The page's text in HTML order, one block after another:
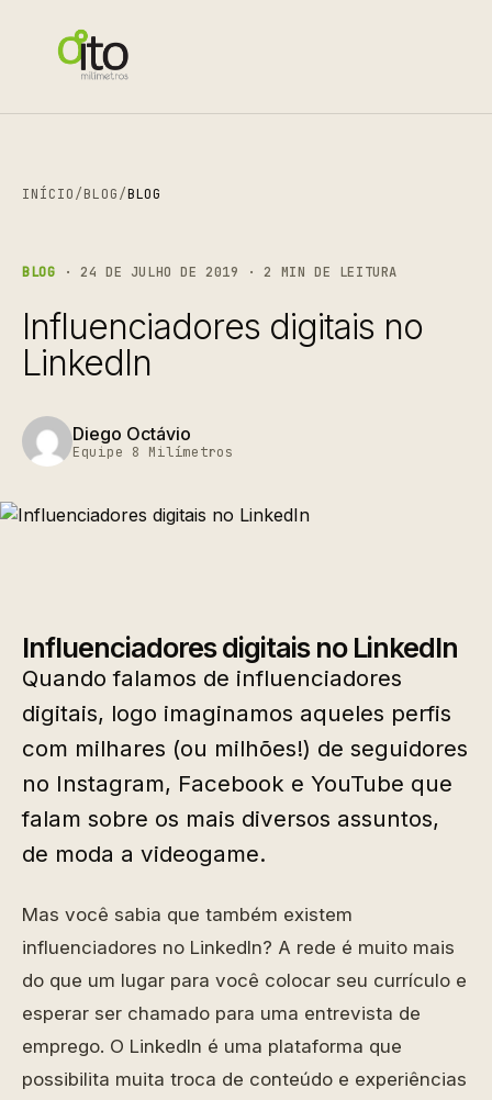
INÍCIO/BLOG/BLOG
BLOG · 24 DE JULHO DE 2019 · 2 MIN DE LEITURA
Influenciadores digitais no
LinkedIn
Diego Octávio
Equipe 8 Milímetros
Influenciadores digitais no LinkedIn
Quando falamos de influenciadores
digitais, logo imaginamos aqueles perfis
com milhares (ou milhões!) de seguidores
no Instagram, Facebook e YouTube que
falam sobre os mais diversos assuntos,
de moda a videogame.
Mas você sabia que também existem
influenciadores no LinkedIn? A rede é muito mais
do que um lugar para você colocar seu currículo e
esperar ser chamado para uma entrevista de
emprego. O LinkedIn é uma plataforma que
possibilita muita troca de conteúdo e experiências